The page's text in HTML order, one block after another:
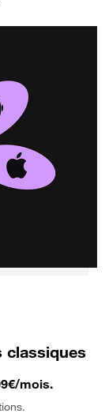
classiques
mois.